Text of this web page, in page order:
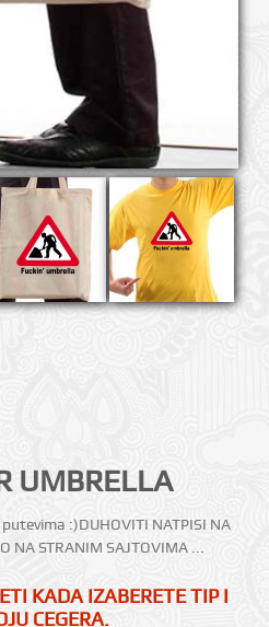
UMBRELLA
:)DUHOVITI NATPISI NA
NA STRANIM SAJTOVIMA ...
KADA IZABERETE TIP I
CEGERA.